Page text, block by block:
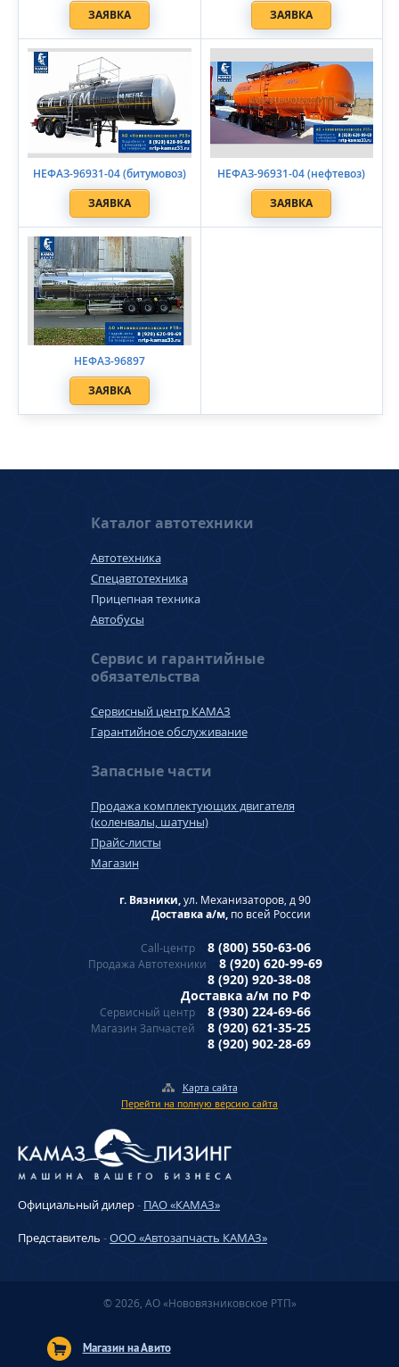
ЗАЯВКА
ЗАЯВКА
НЕФАЗ-96931-04 (битумовоз)
ЗАЯВКА
НЕФАЗ-96931-04 (нефтевоз)
ЗАЯВКА
НЕФАЗ-96897
ЗАЯВКА
Каталог автотехники
Автотехника
Спецавтотехника
Прицепная техника
Автобусы
Сервис и гарантийные
обязательства
Сервисный центр КАМАЗ
Гарантийное обслуживание
Запасные части
Продажа комплектующих двигателя
(коленвалы, шатуны)
Прайс-листы
Магазин
г. Вязники,ул. Механизаторов, д 90
Доставка а/м, по всей России
Call-центр 8 (800) 550-63-06
Продажа Автотехники
8 (920) 620-99-69
8 (920) 920-38-08
Доставка а/м по РФ
Сервисный центр 8 (930) 224-69-66
Магазин Запчастей
8 (920) 621-35-25
8 (920) 902-28-69
Карта сайта
Перейти на полную версию сайта
Официальный дилер- ПАО «КАМАЗ»
Представитель -ООО «Автозапчасть КАМАЗ»
© 2026, АО «Нововязниковское РТП»
Магазин на Авито